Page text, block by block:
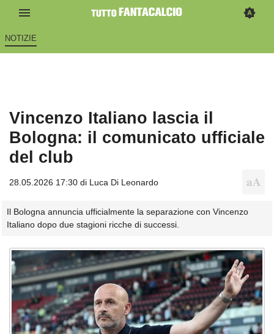
NOTIZIE
Vincenzo Italiano lascia il
Bologna: il comunicato ufficiale
del club
28.05.2026 17:30 di Luca Di Leonardo
Il Bologna annuncia ufficialmente la separazione con Vincenzo
Italiano dopo due stagioni ricche di successi.